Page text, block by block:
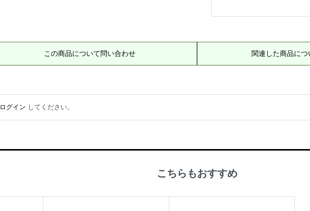
この商品について問い合わせ 関連した商品に
ログイン してください。
こちらもおすすめ